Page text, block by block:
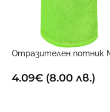
Отразителен потник
4.09€ (8.00 лв.)